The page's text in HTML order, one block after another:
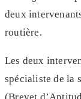
deux
routière.
Les deux
spécialiste de la